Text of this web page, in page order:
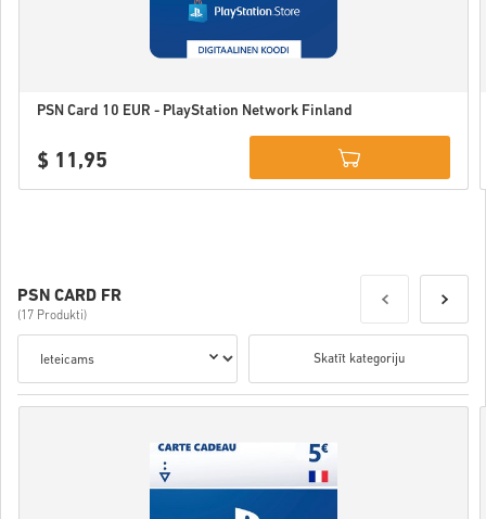
PSN Card 10 EUR - PlayStation Network Finland
$ 11,95
PSN CARD FR
(17 Produkti)
Skatīt kategoriju